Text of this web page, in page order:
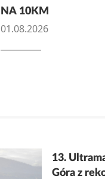
NA 10KM
01.08.2026
13.
Góra z